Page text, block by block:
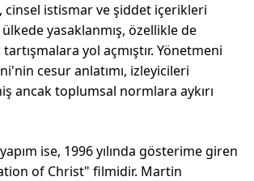
cinsel istismar ve şiddet içerikleri
yasaklanmış, özellikle de
yol açmıştır. Yönetmeni
cesur anlatımı, izleyicileri
ancak toplumsal normlara aykırı
ise, 1996 yılında gösterime giren
of Christ" filmidir. Martin